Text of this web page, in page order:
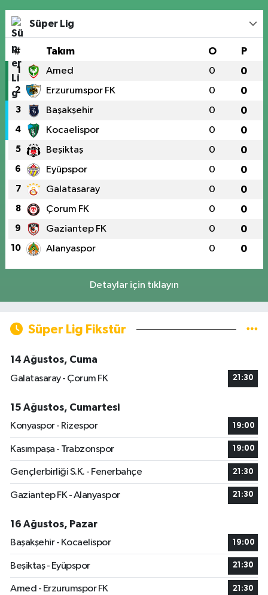
Süper Lig
# Takım O P
1 Amed 0 0
2 Erzurumspor FK 0 0
3 Başakşehir 0 0
4 Kocaelispor 0 0
5 Beşiktaş 0 0
6 Eyüpspor 0 0
7 Galatasaray 0 0
8 Çorum FK 0 0
9 Gaziantep FK 0 0
10 Alanyaspor 0 0
Detaylar için tıklayın
Süper Lig Fikstür
14 Ağustos, Cuma
Galatasaray - Çorum FK
21:30
15 Ağustos, Cumartesi
Konyaspor - Rizespor
19:00
Kasımpaşa - Trabzonspor 19:00
Gençlerbirliği S.K. - Fenerbahçe 21:30
Gaziantep FK - Alanyaspor 21:30
16 Ağustos, Pazar
Başakşehir - Kocaelispor
19:00
Beşiktaş - Eyüpspor 21:30
Amed - Erzurumspor FK 21:30